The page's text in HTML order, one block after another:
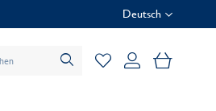
Deutsch
Mein